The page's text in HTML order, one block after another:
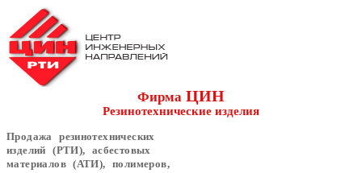
Фирма ЦИН
Резинотехнические изделия
Продажа резинотехнических
изделий (РТИ), асбестовых
материалов (АТИ), полимеров,